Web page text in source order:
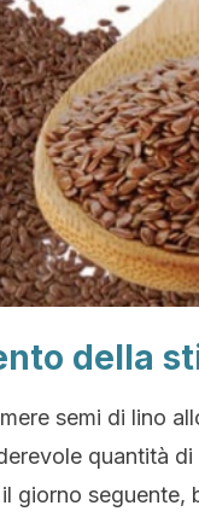
della
semi di lino
quantità
giorno seguente,